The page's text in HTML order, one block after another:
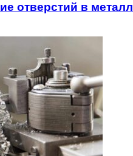
отверстий в